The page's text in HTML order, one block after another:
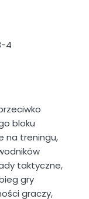
4
bloku
na treningu,
taktyczne,
gry
graczy,